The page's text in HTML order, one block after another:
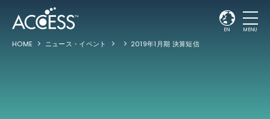
EN MENU
HOME ニュース・イベント 2019年1月期 決算短信